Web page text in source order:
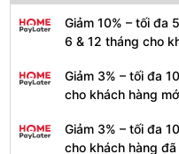
Giảm 10% – tối đa
6 & 12 tháng cho
Giảm 3% – tối đa
cho khách hàng
Giảm 3% – tối đa
cho khách hàng